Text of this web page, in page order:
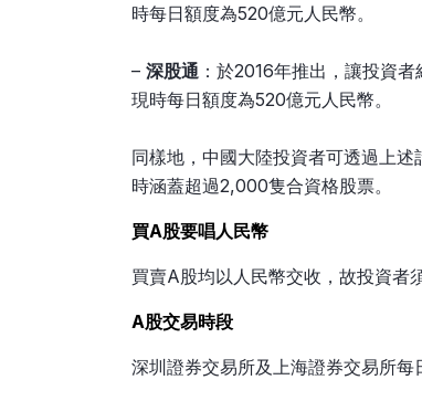
時每日額度為520億元人民幣。
– 深股通 ：於2016年推出，讓投資
現時每日額度為520億元人民幣。
同樣地，中國大陸投資者可透過上
時涵蓋超過2,000隻合資格股票。
買A股要唱人民幣
買賣A股均以人民幣交收，故投資者
A股交易時段
深圳證券交易所及上海證券交易所每